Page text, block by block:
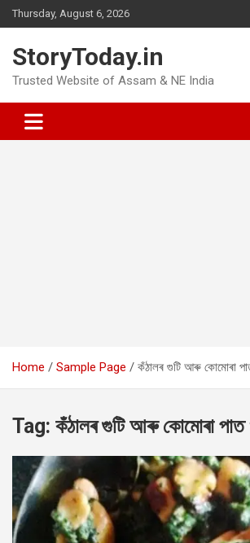
Skip
to
Thursday, August 6, 2026
StoryToday.in
Trusted Website of Assam & NE India
Home Sample Page কঁঠালৰ গুটি আৰু কোমোৰা
Tag: কঁঠালৰ গুটি আৰু কোমোৰা পাত